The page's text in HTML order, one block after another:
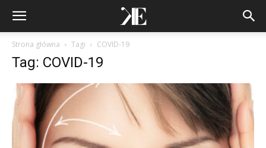
Strona główna Tagi COVID-19
Tag: COVID-19